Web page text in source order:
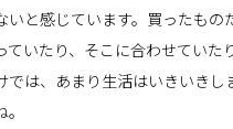
いと感じています。買ったもの
ていたり、そこに合わせていた
では、あまり生活はいきいきし